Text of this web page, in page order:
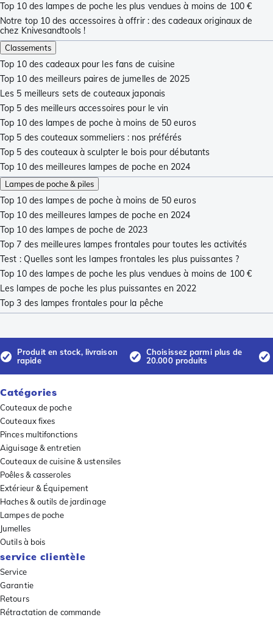
Top 10 des lampes de poche les plus vendues à moins de 100 €
Notre top 10 des accessoires à offrir : des cadeaux originaux de
chez Knivesandtools !
Classements
Top 10 des cadeaux pour les fans de cuisine
Top 10 des meilleurs paires de jumelles de 2025
Les 5 meilleurs sets de couteaux japonais
Top 5 des meilleurs accessoires pour le vin
Top 10 des lampes de poche à moins de 50 euros
Top 5 des couteaux sommeliers : nos préférés
Top 5 des couteaux à sculpter le bois pour débutants
Top 10 des meilleures lampes de poche en 2024
Lampes de poche & piles
Top 10 des lampes de poche à moins de 50 euros
Top 10 des meilleures lampes de poche en 2024
Top 10 des lampes de poche de 2023
Top 7 des meilleures lampes frontales pour toutes les activités
Test : Quelles sont les lampes frontales les plus puissantes ?
Top 10 des lampes de poche les plus vendues à moins de 100 €
Les lampes de poche les plus puissantes en 2022
Top 3 des lampes frontales pour la pêche
Produit en stock, livraison
rapide
Choisissez parmi plus de
20.000 produits
Catégories
Couteaux de poche
Couteaux fixes
Pinces multifonctions
Aiguisage & entretien
Couteaux de cuisine & ustensiles
Poêles & casseroles
Extérieur & Équipement
Haches & outils de jardinage
Lampes de poche
Jumelles
Outils à bois
service clientèle
Service
Garantie
Retours
Rétractation de commande